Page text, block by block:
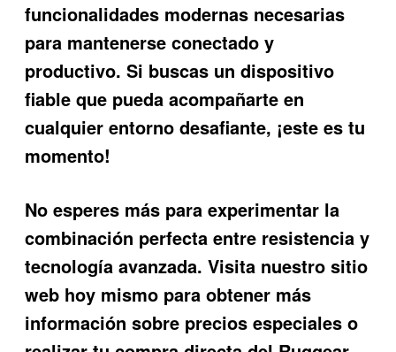
funcionalidades modernas necesarias
para mantenerse conectado y
productivo. Si buscas un dispositivo
fiable que pueda acompañarte en
cualquier entorno desafiante, ¡este es tu
momento!
No esperes más para experimentar la
combinación perfecta entre resistencia y
tecnología avanzada. Visita nuestro sitio
web hoy mismo para obtener más
información sobre precios especiales o